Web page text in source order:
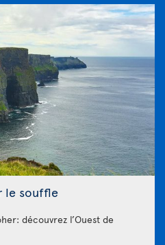
le souffle
découvrez l’Ouest de